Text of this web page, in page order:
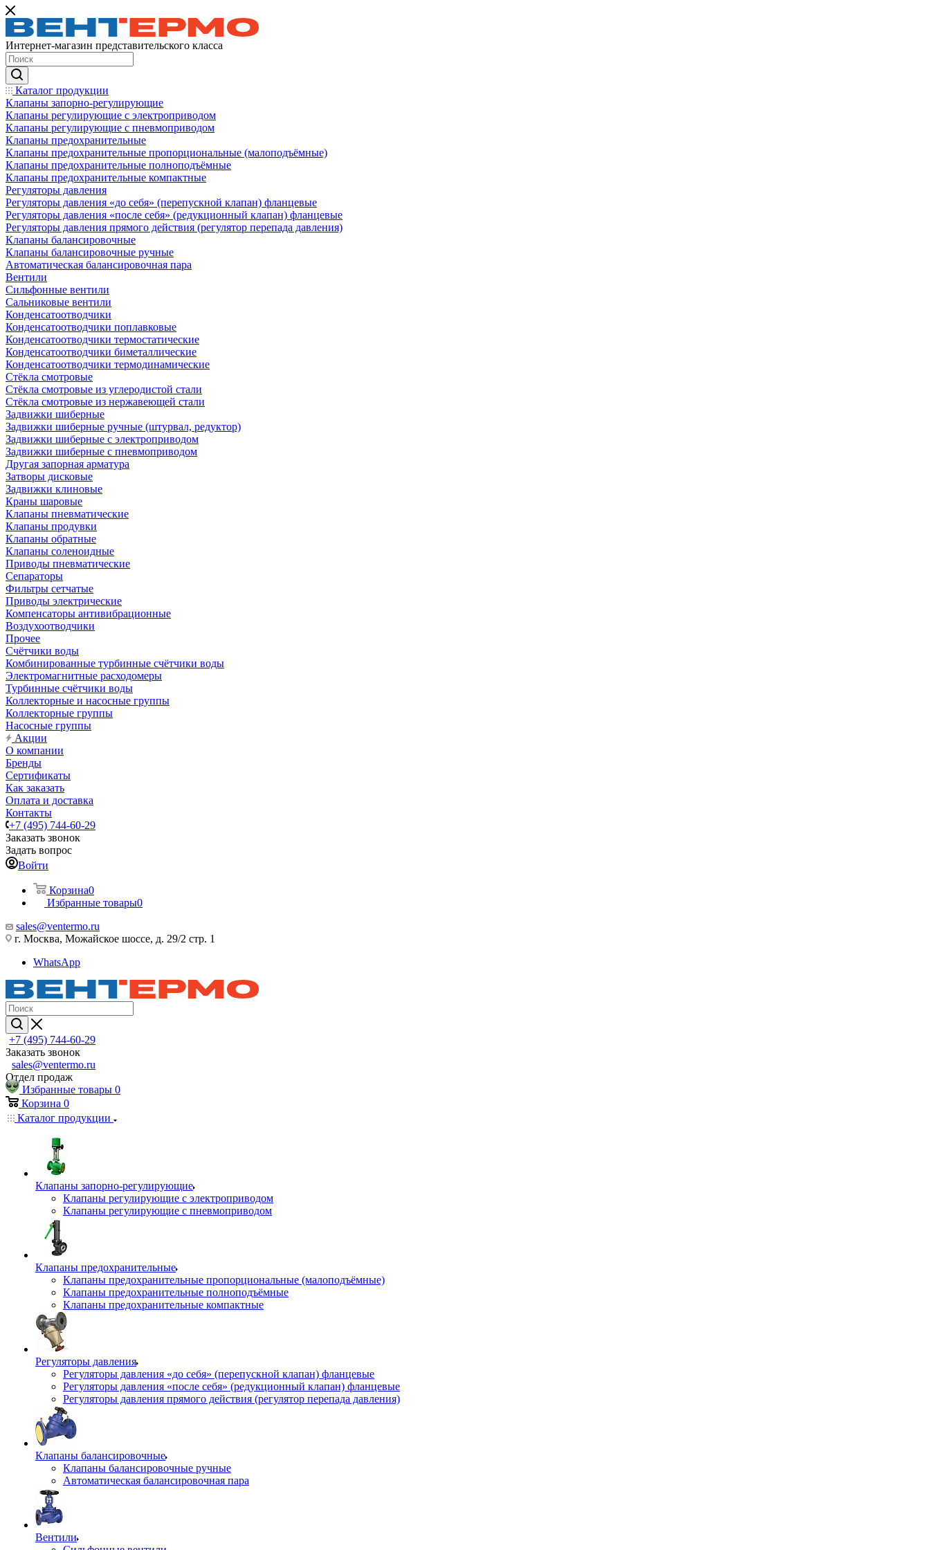
Интернет-магазин представительского класса
Каталог продукции
Клапаны запорно-регулирующие
Клапаны регулирующие с электроприводом
Клапаны регулирующие с пневмоприводом
Клапаны предохранительные
Клапаны предохранительные пропорциональные (малоподъёмные)
Клапаны предохранительные полноподъёмные
Клапаны предохранительные компактные
Регуляторы давления
Регуляторы давления «до себя» (перепускной клапан) фланцевые
Регуляторы давления «после себя» (редукционный клапан) фланцевые
Регуляторы давления прямого действия (регулятор перепада давления)
Клапаны балансировочные
Клапаны балансировочные ручные
Автоматическая балансировочная пара
Вентили
Сильфонные вентили
Сальниковые вентили
Конденсатоотводчики
Конденсатоотводчики поплавковые
Конденсатоотводчики термостатические
Конденсатоотводчики биметаллические
Конденсатоотводчики термодинамические
Стёкла смотровые
Стёкла смотровые из углеродистой стали
Стёкла смотровые из нержавеющей стали
Задвижки шиберные
Задвижки шиберные ручные (штурвал, редуктор)
Задвижки шиберные с электроприводом
Задвижки шиберные с пневмоприводом
Другая запорная арматура
Затворы дисковые
Задвижки клиновые
Краны шаровые
Клапаны пневматические
Клапаны продувки
Клапаны обратные
Клапаны соленоидные
Приводы пневматические
Сепараторы
Фильтры сетчатые
Приводы электрические
Компенсаторы антивибрационные
Воздухоотводчики
Прочее
Счётчики воды
Комбинированные турбинные счётчики воды
Электромагнитные расходомеры
Турбинные счётчики воды
Коллекторные и насосные группы
Коллекторные группы
Насосные группы
Акции
О компании
Бренды
Сертификаты
Как заказать
Оплата и доставка
Контакты
+7 (495) 744-60-29
Заказать звонок
Задать вопрос
Войти
Корзина0
Избранные товары0
sales@ventermo.ru
г. Москва, Можайское шоссе, д. 29/2 стр. 1
WhatsApp
+7 (495) 744-60-29
Заказать звонок
sales@ventermo.ru
Отдел продаж
Избранные товары 0
Корзина 0
Каталог продукции
Клапаны запорно-регулирующие
Клапаны регулирующие с электроприводом
Клапаны регулирующие с пневмоприводом
Клапаны предохранительные
Клапаны предохранительные пропорциональные (малоподъёмные)
Клапаны предохранительные полноподъёмные
Клапаны предохранительные компактные
Регуляторы давления
Регуляторы давления «до себя» (перепускной клапан) фланцевые
Регуляторы давления «после себя» (редукционный клапан) фланцевые
Регуляторы давления прямого действия (регулятор перепада давления)
Клапаны балансировочные
Клапаны балансировочные ручные
Автоматическая балансировочная пара
Вентили